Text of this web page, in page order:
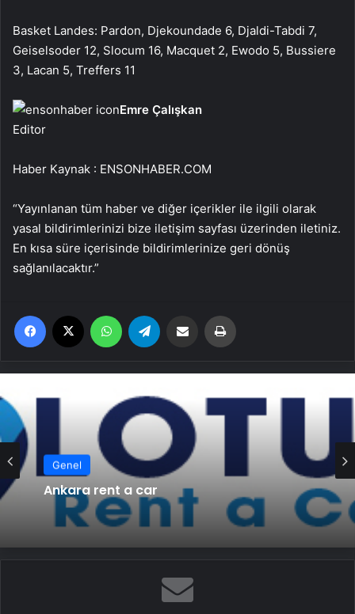
Basket Landes: Pardon, Djekoundade 6, Djaldi-Tabdi 7,
Geiselsoder 12, Slocum 16, Macquet 2, Ewodo 5, Bussiere
3, Lacan 5, Treffers 11
Emre Çalışkan
Editor
Haber Kaynak : ENSONHABER.COM
“Yayınlanan tüm haber ve diğer içerikler ile ilgili olarak
yasal bildirimlerinizi bize iletişim sayfası üzerinden iletiniz.
En kısa süre içerisinde bildirimlerinize geri dönüş
sağlanılacaktır.”
Facebook WhatsApp Email'den paylaş
Genel
Ankara rent a car